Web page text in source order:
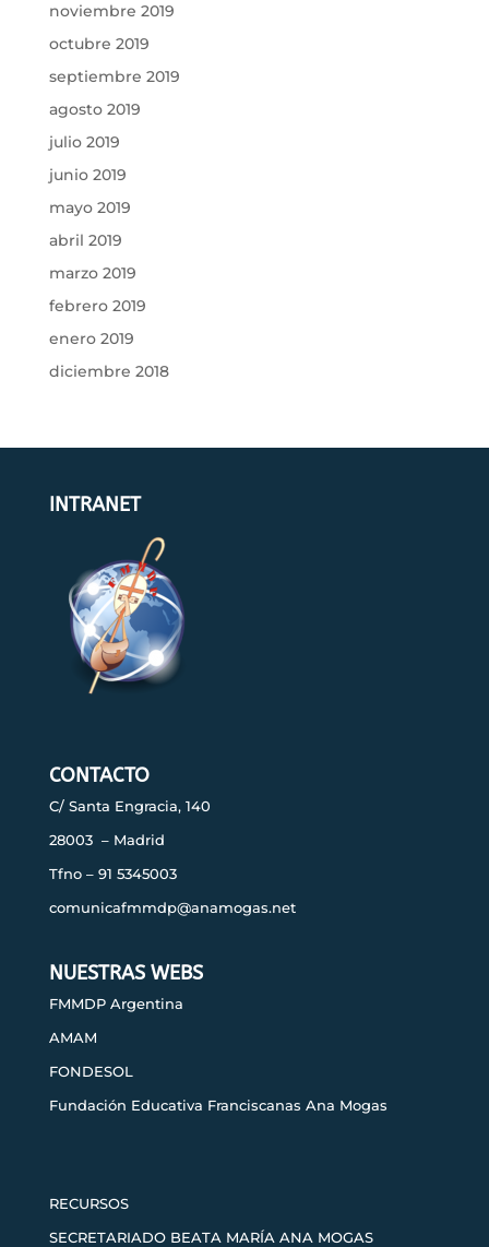
noviembre 2019
octubre 2019
septiembre 2019
agosto 2019
julio 2019
junio 2019
mayo 2019
abril 2019
marzo 2019
febrero 2019
enero 2019
diciembre 2018
INTRANET
CONTACTO
C/ Santa Engracia, 140
28003 – Madrid
Tfno – 91 5345003
comunicafmmdp@anamogas.net
NUESTRAS WEBS
FMMDP Argentina
AMAM
FONDESOL
Fundación Educativa Franciscanas Ana Mogas
RECURSOS
SECRETARIADO BEATA MARÍA ANA MOGAS